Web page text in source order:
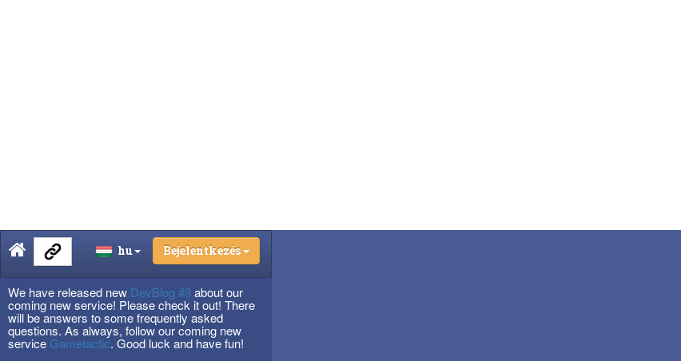
hu Bejelentkezés
We have released new DevBlog #3 about our
coming new service! Please check it out! There
will be answers to some frequently asked
questions. As always, follow our coming new
service Gametactic. Good luck and have fun!